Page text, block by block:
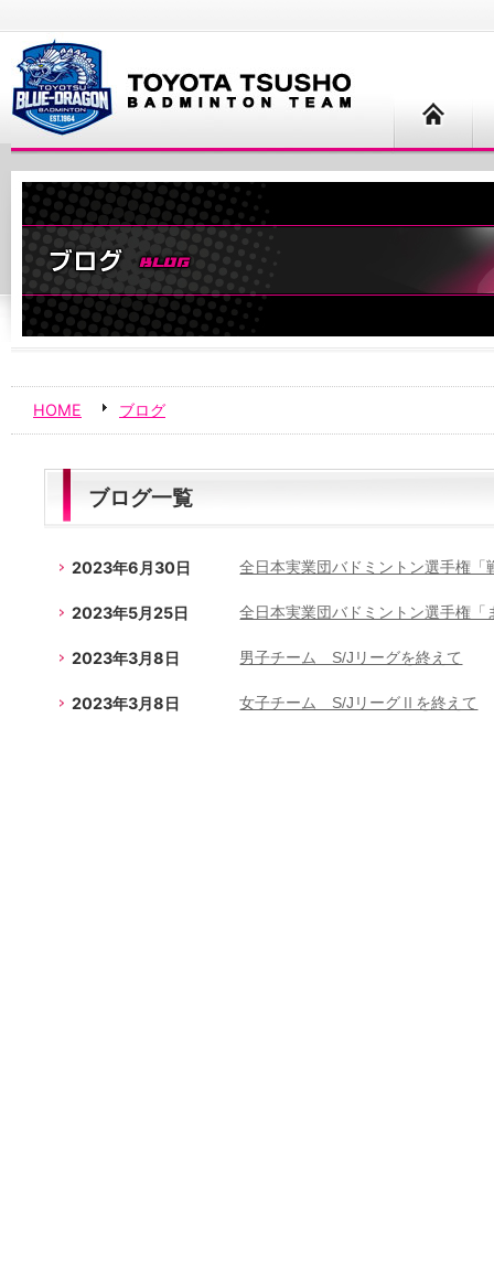
HOME ブログ
ブログ一覧
2023年6月30日 全日本実業団バドミントン選手権「
2023年5月25日 全日本実業団バドミントン選手権「
2023年3月8日 男子チーム S/Jリーグを終えて
2023年3月8日 女子チーム S/JリーグⅡを終えて